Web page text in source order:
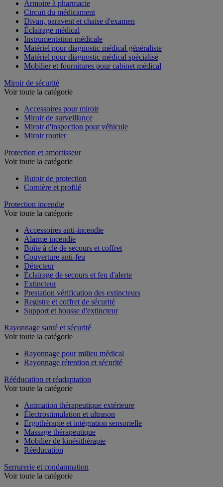
Armoire à pharmacie
Circuit du médicament
Divan, paravent et chaise d'examen
Éclairage médical
Instrumentation médicale
Matériel pour diagnostic médical généraliste
Matériel pour diagnostic médical spécialisé
Mobilier et fournitures pour cabinet médical
Miroir de sécurité
Voir toute la catégorie
Accessoires pour miroir
Miroir de surveillance
Miroir d'inspection pour véhicule
Miroir routier
Protection et amortisseur
Voir toute la catégorie
Butoir de protection
Cornière et profilé
Protection incendie
Voir toute la catégorie
Accessoires anti-incendie
Alarme incendie
Boîte à clé de secours et coffret
Couverture anti-feu
Détecteur
Éclairage de secours et feu d'alerte
Extincteur
Prestation vérification des extincteurs
Registre et coffret de sécurité
Support et housse d'extincteur
Rayonnage santé et sécurité
Voir toute la catégorie
Rayonnage pour milieu médical
Rayonnage rétention et sécurité
Rééducation et réadaptation
Voir toute la catégorie
Animation thérapeutique extérieure
Électrostimulation et ultrason
Ergothérapie et intégration sensorielle
Massage thérapeutique
Mobilier de kinésithérapie
Rééducation
Serrurerie et condamnation
Voir toute la catégorie